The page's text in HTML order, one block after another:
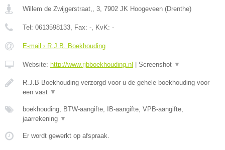
Willem de Zwijgerstraat,, 3, 7902 JK Hoogeveen (Drenthe)
Tel: 0613598133, Fax: -, KvK: -
E-mail › R.J.B. Boekhouding
Website: http://www.rjbboekhouding.nl Screenshot ▼
R.J.B Boekhouding verzorgd voor u de gehele boekhouding voor
een vast ▼
boekhouding, BTW-aangifte, IB-aangifte, VPB-aangifte,
jaarrekening ▼
Er wordt gewerkt op afspraak.